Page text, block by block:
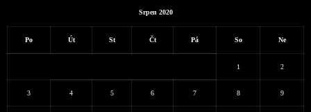
Srpen 2020
Po Út St Čt Pá So Ne
1 2
3 4 5 6 7 8 9